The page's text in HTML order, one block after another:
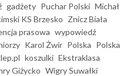
gadżety Puchar Polski Michał
KS Brzesko Znicz Biała
prasowa wypowiedź
Karol Żwir Polska Polska
koszulki Ekstraklasa
Giżycko Wigry Suwałki